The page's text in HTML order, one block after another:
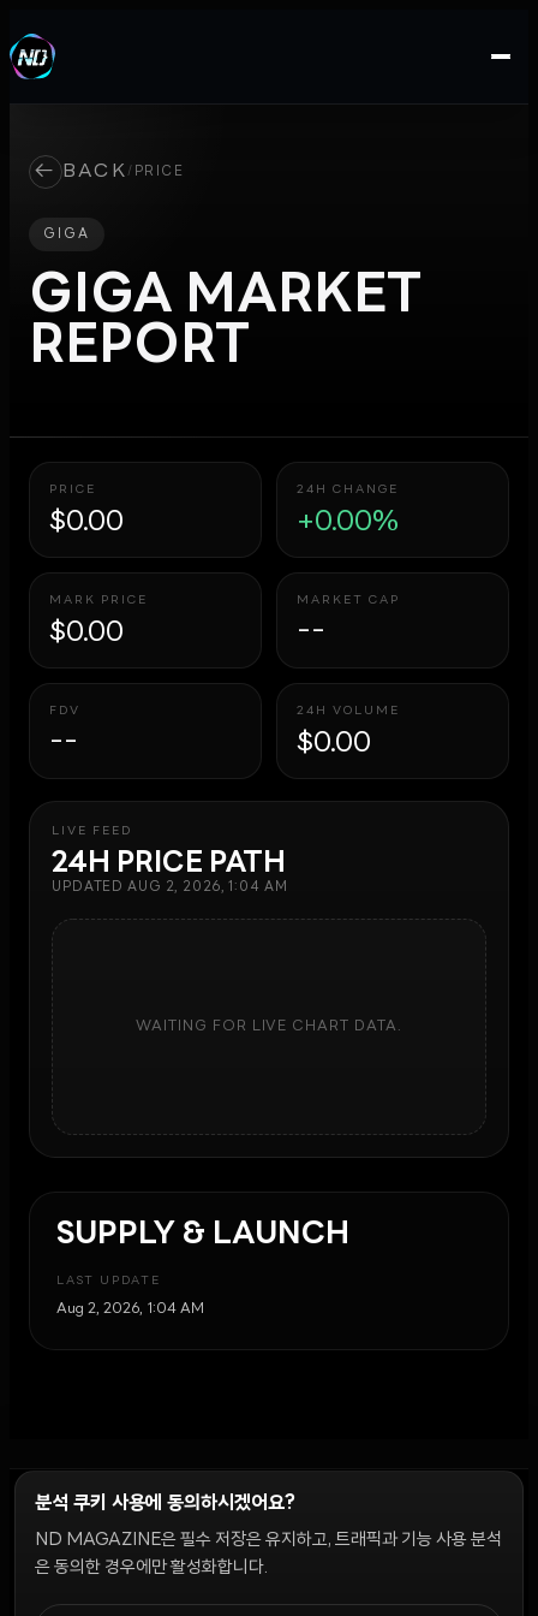
← BACK / PRICE
GIGA
GIGA MARKET
REPORT
PRICE
$0.00
24H CHANGE
+0.00%
MARK PRICE
$0.00
MARKET CAP
--
FDV
--
24H VOLUME
$0.00
LIVE FEED
24H PRICE PATH
UPDATEDAUG 2, 2026, 1:04 AM
WAITING FOR LIVE CHART DATA.
SUPPLY & LAUNCH
LAST UPDATE
Aug 2, 2026, 1:04 AM
윤리 원칙 Discord 봇캠페인 가이드커뮤니티 랭킹
쿠키 설정
분석 쿠키 사용에 동의하시겠어요?
ND MAGAZINE은 필수 저장은 유지하고, 트래픽과 기능 사용 분석
은 동의한 경우에만 활성화합니다.